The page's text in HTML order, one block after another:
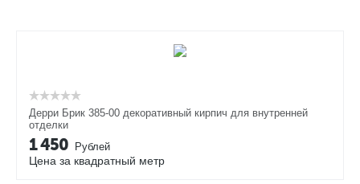
Дерри Брик 385-00 декоративный кирпич для внутренней
отделки
1 450 Рублей
Цена за квадратный метр